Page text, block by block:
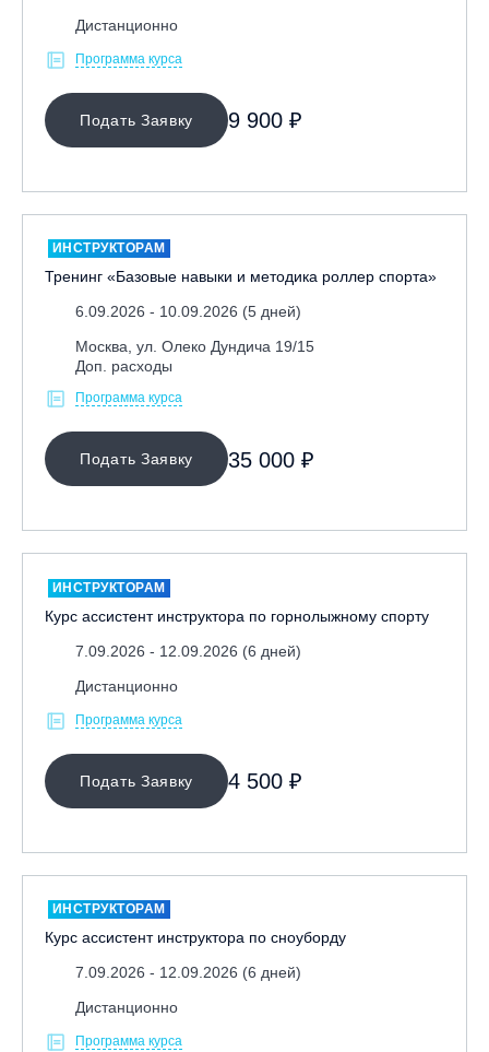
МЕСТО ПРОВЕДЕНИЯ
Дистанционно
Программа курса
Подать Заявку 9 900 ₽
ИНСТРУКТОРАМ
Тренинг «Базовые навыки и методика роллер спорта»
6.09.2026 - 10.09.2026 (5 дней)
Москва, ул. Олеко Дундича 19/15
Доп. расходы
Программа курса
Подать Заявку 35 000 ₽
ИНСТРУКТОРАМ
Курс ассистент инструктора по горнолыжному спорту
7.09.2026 - 12.09.2026 (6 дней)
Дистанционно
Программа курса
Подать Заявку 4 500 ₽
ИНСТРУКТОРАМ
Курс ассистент инструктора по сноуборду
7.09.2026 - 12.09.2026 (6 дней)
Дистанционно
Программа курса